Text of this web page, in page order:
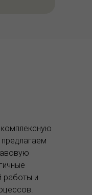
работы и